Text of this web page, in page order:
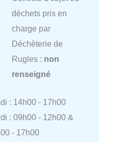
déchets pris en
charge par
Déchèterie de
Rugles : non
renseigné
: 14h00 - 17h00
: 09h00 - 12h00 &
- 17h00